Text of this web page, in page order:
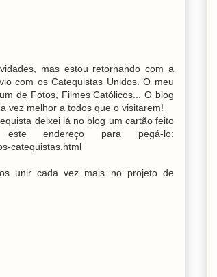
mas estou retornando com a
com os Catequistas Unidos. O meu
de Fotos, Filmes Católicos... O blog
vez melhor a todos que o visitarem!
deixei lá no blog um cartão feito
endereço para pegá-lo:
catequistas.html
unir cada vez mais no projeto de